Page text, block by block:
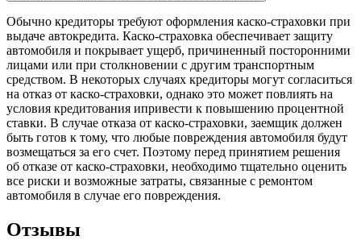
Обычно кредиторы требуют оформления каско-страховки при
выдаче автокредита. Каско-страховка обеспечивает защиту
автомобиля и покрывает ущерб, причиненный посторонними
лицами или при столкновении с другим транспортным
средством. В некоторых случаях кредиторы могут согласиться
на отказ от каско-страховки, однако это может повлиять на
условия кредитования ипривести к повышению процентной
ставки. В случае отказа от каско-страховки, заемщик должен
быть готов к тому, что любые повреждения автомобиля будут
возмещаться за его счет. Поэтому перед принятием решения
об отказе от каско-страховки, необходимо тщательно оценить
все риски и возможные затраты, связанные с ремонтом
автомобиля в случае его повреждения.
Отзывы